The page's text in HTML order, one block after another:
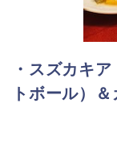
・ スズカキ
トボール）